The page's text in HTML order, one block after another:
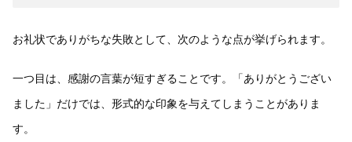
お礼状でありがちな失敗として、次のような点が挙げられます。
一つ目は、感謝の言葉が短すぎることです。「ありがとうござい
ました」だけでは、形式的な印象を与えてしまうことがありま
す。